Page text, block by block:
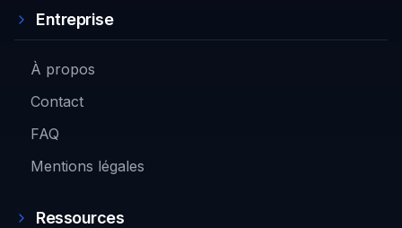
Entreprise
À propos
Contact
FAQ
Mentions légales
Ressources